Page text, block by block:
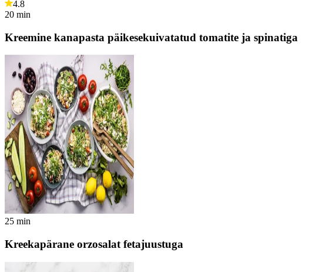
4.8
20 min
Kreemine kanapasta päikesekuivatatud tomatite ja spinatiga
25 min
Kreekapärane orzosalat fetajuustuga